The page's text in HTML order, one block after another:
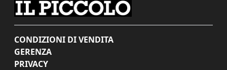
CONDIZIONI DI VENDITA
GERENZA
PRIVACY